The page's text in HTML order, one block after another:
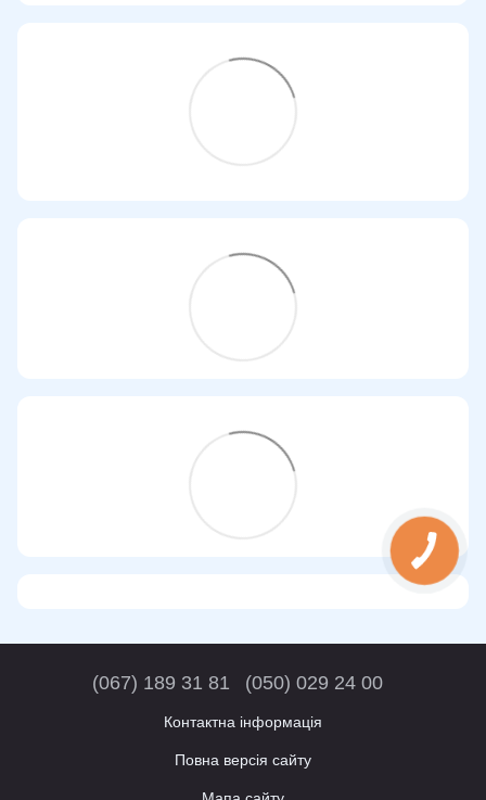
(067) 189 31 81 (050) 029 24 00
Контактна інформація
Повна версія сайту